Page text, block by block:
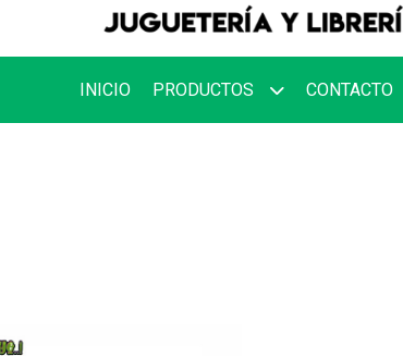
INICIO PRODUCTOS CONTACTO